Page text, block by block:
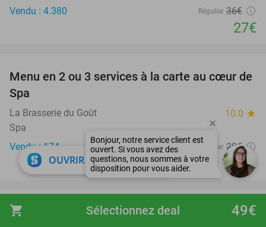
shopping_cart 49€
Sélectionnez deal
Vendu : 4.380
Régulier 36€
27€
35%
Menu en 2 ou 3 services à la carte au cœur de
Spa
La Brasserie du Goût 10.0 star
Spa
Vendu : 174
Régulier 29€
18,90€
40%
favorite_border
Carte de membre donnant droit à un vol en
OUVRIR DANS L'APPLI close